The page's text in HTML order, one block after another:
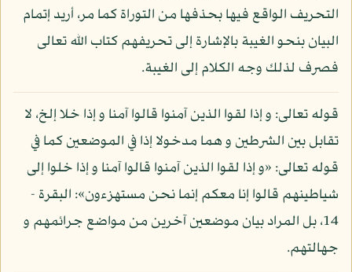
التحريف الواقع فيها بحذفها من التوراة كما مر، أريد إتمام
البيان بنحو الغيبة بالإشارة إلى تحريفهم كتاب الله تعالى
فصرف لذلك وجه الكلام إلى الغيبة.
قوله تعالى: و إذا لقوا الذين آمنوا قالوا آمنا و إذا خلا إلخ، لا
تقابل بين الشرطين و هما مدخولا إذا في الموضعين كما في
قوله تعالى: «و إذا لقوا الذين آمنوا قالوا آمنا و إذا خلوا إلى
شياطينهم قالوا إنا معكم إنما نحن مستهزءون»: البقرة -
14، بل المراد بيان موضعين آخرين من مواضع جرائمهم و
جهالتهم.